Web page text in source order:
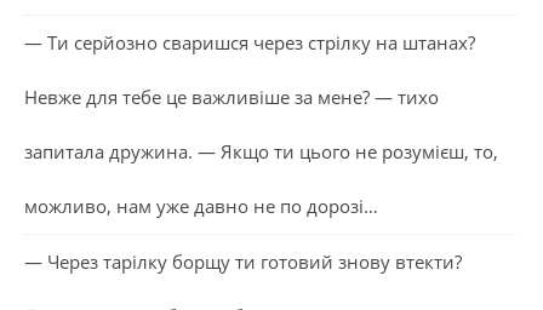
— Ти серйозно сваришся через стрілку на штанах?
Невже для тебе це важливіше за мене? — тихо
запитала дружина. — Якщо ти цього не розумієш, то,
можливо, нам уже давно не по дорозі…
— Через тарілку борщу ти готовий знову втекти?